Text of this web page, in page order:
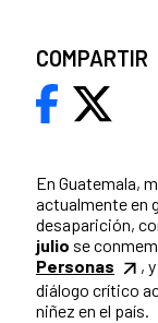
En Guatemala,
actualmente en
desaparición,
julio se
Personas
,
diálogo crítico
niñez en el país.
COMPARTIR